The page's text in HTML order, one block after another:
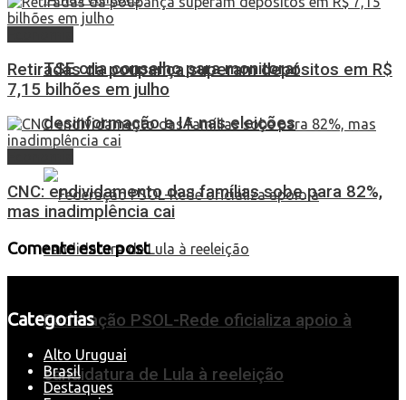
TSE cria conselho para monitorar
desinformação e IA nas eleições
Federação PSOL-Rede oficializa apoio à
candidatura de Lula à reeleição
Retiradas da poupança superam depósitos em R$
7,15 bilhões em julho
CNC: endividamento das famílias sobe para 82%,
mas inadimplência cai
Comente este post
Categorias
Alto Uruguai
Brasil
Destaques